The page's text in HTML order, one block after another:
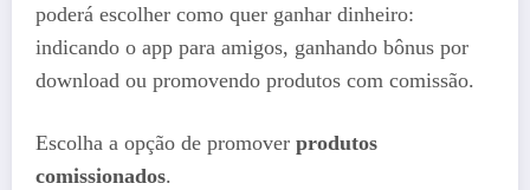
poderá escolher como quer ganhar dinheiro:
indicando o app para amigos, ganhando bônus por
download ou promovendo produtos com comissão.
Escolha a opção de promover produtos
comissionados.